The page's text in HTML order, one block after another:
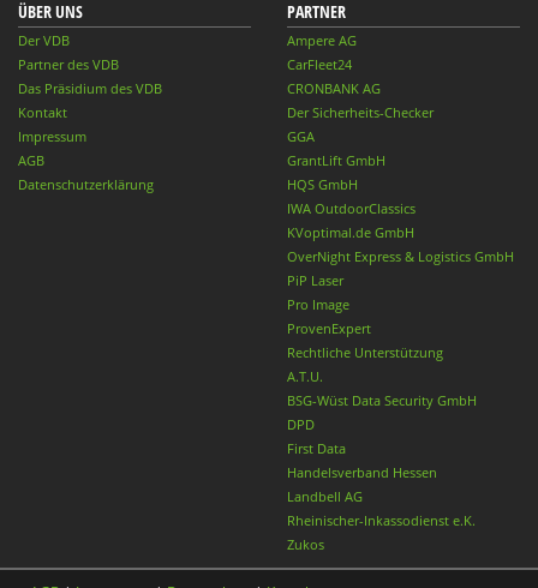
ÜBER UNS
Der VDB
Partner des VDB
Das Präsidium des VDB
Kontakt
Impressum
AGB
Datenschutzerklärung
PARTNER
Ampere AG
CarFleet24
CRONBANK AG
Der Sicherheits-Checker
GGA
GrantLift GmbH
HQS GmbH
IWA OutdoorClassics
KVoptimal.de GmbH
OverNight Express & Logistics GmbH
PiP Laser
Pro Image
ProvenExpert
Rechtliche Unterstützung
A.T.U.
BSG-Wüst Data Security GmbH
DPD
First Data
Handelsverband Hessen
Landbell AG
Rheinischer-Inkassodienst e.K.
Zukos